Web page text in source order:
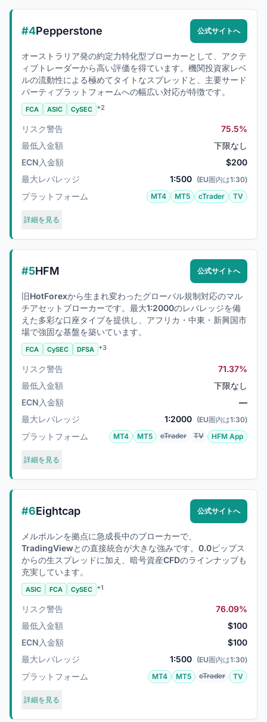
#4Pepperstone 公式サイトへ
オーストラリア発の約定力特化型ブローカーとして、アクテ
ィブトレーダーから高い評価を得ています。機関投資家レベ
ルの流動性による極めてタイトなスプレッドと、主要サード
パーティプラットフォームへの幅広い対応が特徴です。
FCA ASIC CySEC +2
リスク警告
75.5%
最低入金額
下限なし
ECN入金額
$200
最大レバレッジ
1:500 (EU圏内は1:30)
プラットフォーム MT4 MT5 cTrader TV
詳細を見る
#5HFM 公式サイトへ
旧HotForexから生まれ変わったグローバル規制対応のマル
チアセットブローカーです。最大1:2000のレバレッジを備
えた多彩な口座タイプを提供し、アフリカ・中東・新興国市
場で強固な基盤を築いています。
FCA CySEC DFSA +3
リスク警告
71.37%
最低入金額
下限なし
ECN入金額
—
最大レバレッジ
1:2000 (EU圏内は1:30)
プラットフォーム MT4 MT5 cTrader TV HFM App
詳細を見る
#6Eightcap 公式サイトへ
メルボルンを拠点に急成長中のブローカーで、
TradingViewとの直接統合が大きな強みです。0.0ピップス
からの生スプレッドに加え、暗号資産CFDのラインナップも
充実しています。
ASIC FCA CySEC +1
リスク警告
76.09%
最低入金額
$100
ECN入金額
$100
最大レバレッジ
1:500 (EU圏内は1:30)
プラットフォーム MT4 MT5 cTrader TV
詳細を見る